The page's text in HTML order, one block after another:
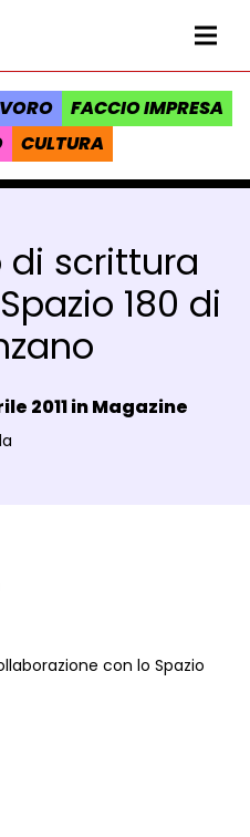
della Regione Toscana
FACCIO IMPRESA
CULTURA
di scrittura
180 di
2011 inMagazine
con lo Spazio